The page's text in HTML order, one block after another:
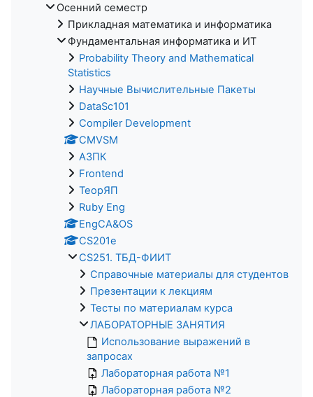
Осенний семестр
Прикладная математика и информатика
Фундаментальная информатика и ИТ
Probability Theory and Mathematical
Statistics
Научные Вычислительные Пакеты
DataSc101
Compiler Development
CMVSM
АЗПК
Frontend
ТеорЯП
Ruby Eng
EngCA&OS
CS201e
CS251. ТБД-ФИИТ
Справочные материалы для студентов
Презентации к лекциям
Тесты по материалам курса
ЛАБОРАТОРНЫЕ ЗАНЯТИЯ
Использование выражений в
запросах
Лабораторная работа №1
Лабораторная работа №2